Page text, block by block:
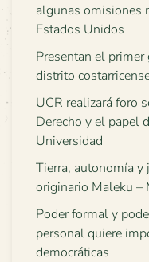
algunas omisiones
Estados Unidos
Presentan el
distrito
UCR realizará foro
Derecho y el papel
Universidad
Tierra, autonomía y
originario Maleku –
Poder formal y
personal quiere
democráticas